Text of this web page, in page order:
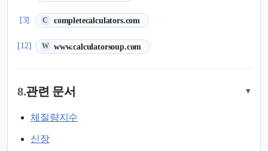
[3] C completecalculators.com
(새 탭에서 열림)
[12] W www.calculatorsoup.com
(새 탭에서 열림)
8.관련 문서 ▾
체질량지수
신장